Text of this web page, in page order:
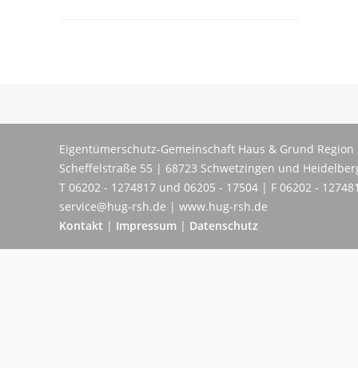
Eigentümerschutz-Gemeinschaft Haus & Grund
Scheffelstraße 55 | 68723 Schwetzingen und
T 06202 - 1274817 und 06205 - 17504 | F 06202 -
service@hug-rsh.de | www.hug-rsh.de
Kontakt | Impressum | Datenschutz